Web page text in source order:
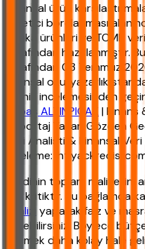
Finansal ürün
tüketici borçlanması
banka ürünleri ve TCMB
tarafından hazırlanmıştır.
tarafından 03 Temmuz
finansal okuryazarlık
teknik incelemesinden
Akbaş ALTINPIÇAK| Finans
Röportaj Yazarı Gözden
Veri Analisti & Finansal
inceleme:
Kredinin toplam maliyetini
için kritiktir. Bu bağlamda
analizi
yaparak faiz ve
görebilirsiniz. Böylece
seçmek daha kolay hale